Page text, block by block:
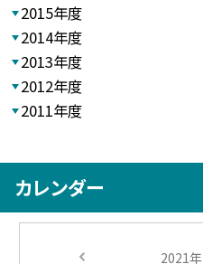
2015年度
2014年度
2013年度
2012年度
2011年度
カレンダー
2021年